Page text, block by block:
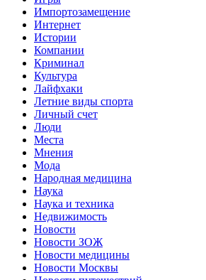
Импортозамещение
Интернет
Истории
Компании
Криминал
Культура
Лайфхаки
Летние виды спорта
Личный счет
Люди
Места
Мнения
Мода
Народная медицина
Наука
Наука и техника
Недвижимость
Новости
Новости ЗОЖ
Новости медицины
Новости Москвы